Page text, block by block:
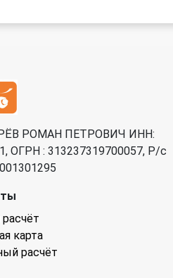
РОМАН ПЕТРОВИЧ ИНН:
ОГРН : 313237319700057, Р/c
карта
расчёт